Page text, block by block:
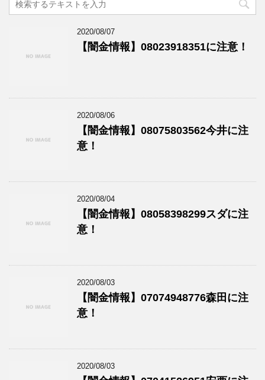
2020/08/07
【闇金情報】08023918351に注意！
2020/08/06
【闇金情報】08075803562今井に注
意！
2020/08/04
【闇金情報】08058398299スダに注
意！
2020/08/03
【闇金情報】07074948776森田に注
意！
2020/08/03